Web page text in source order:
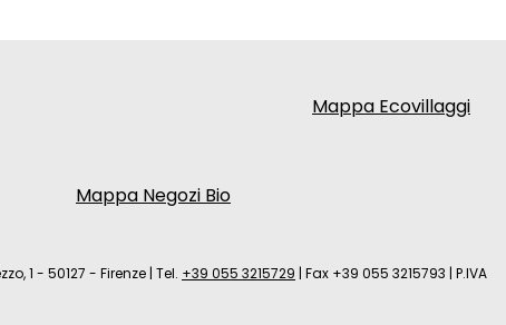
Mappa Negozi Bio
Mappa Ecovillaggi
1 - 50127 - Firenze | Tel. +39 055 3215729 | Fax +39 055 3215793 | P.IVA